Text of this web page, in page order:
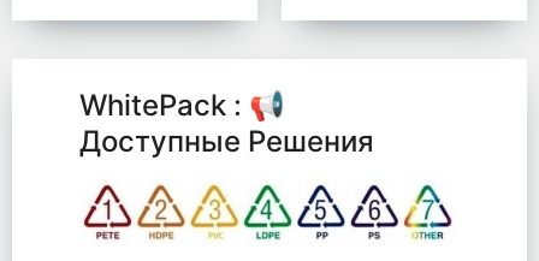
для утилизации
микробы от
WhitePack : 📢
Доступные Решения